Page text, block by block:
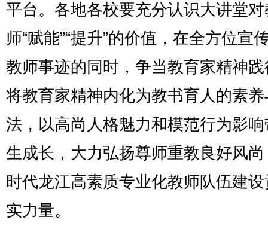
平台。各地各校要充分认识大讲堂对
师“赋能”“提升”的价值，在全方位宣
教师事迹的同时，争当教育家精神
将教育家精神内化为教书育人的素
法，以高尚人格魅力和模范行为影
生成长，大力弘扬尊师重教良好风
时代龙江高素质专业化教师队伍建
实力量。